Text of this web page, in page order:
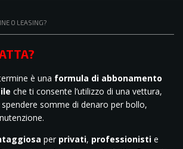
O LEASING?
è una formula di abbonamento
che ti consente l’utilizzo di una vettura,
somme di denaro per bollo,
per privati, professionisti e